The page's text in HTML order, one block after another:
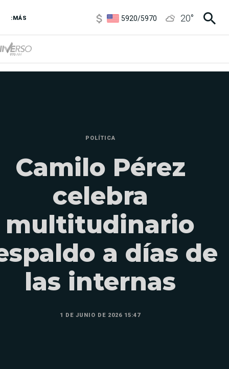
:MÁS
1120/1160
20°
POLÍTICA
Camilo Pérez
celebra
multitudinario
a días de
las internas
1 DE JUNIO DE 2026 15:47